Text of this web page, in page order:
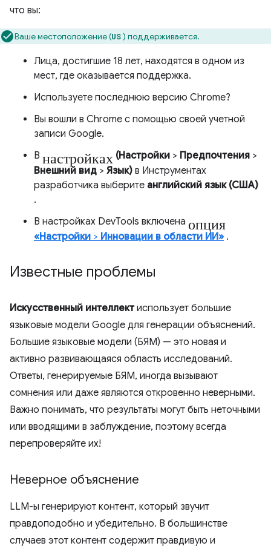
что вы:
Ваше местоположение (US) поддерживается.
Лица, достигшие 18 лет, находятся в одном из
мест, где оказывается поддержка.
Используете последнюю версию Chrome?
Вы вошли в Chrome с помощью своей учетной
записи Google.
В настройках (Настройки > Предпочтения >
Внешний вид > Язык) в Инструментах
разработчика выберите английский язык (США)
.
В настройках DevTools включена опция
«Настройки > Инновации в области ИИ» .
Известные проблемы
Искусственный интеллектиспользует большие
языковые модели Google для генерации объяснений.
Большие языковые модели (БЯМ) — это новая и
активно развивающаяся область исследований.
Ответы, генерируемые БЯМ, иногда вызывают
сомнения или даже являются откровенно неверными.
Важно понимать, что результаты могут быть неточными
или вводящими в заблуждение, поэтому всегда
перепроверяйте их!
Неверное объяснение
LLM-ы генерируют контент, который звучит
правдоподобно и убедительно. В большинстве
случаев этот контент содержит правдивую и